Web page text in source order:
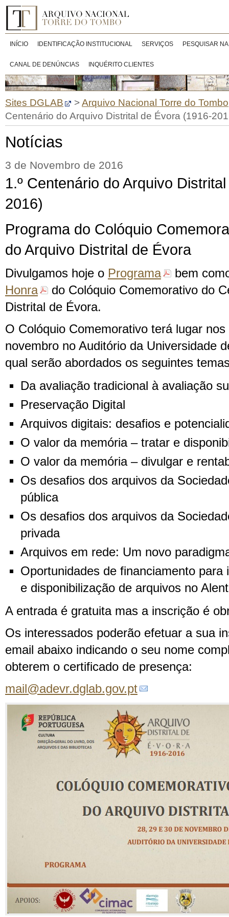
INÍCIO IDENTIFICAÇÃO INSTITUCIONAL SERVIÇOS PESQUISAR
CANAL DE DENÚNCIAS INQUÉRITO CLIENTES
Sites DGLAB >Arquivo Nacional Torre do Tombo
Centenário do Arquivo Distrital de Évora (1916-
Notícias
3 de Novembro de 2016
1.º Centenário do Arquivo
2016)
Programa do Colóquio
do Arquivo Distrital de Évora
Divulgamos hoje o Programa
bem
Honra
do Colóquio Comemorativo do
Distrital de Évora.
O Colóquio Comemorativo terá lugar
novembro no Auditório da Universidade
qual serão abordados os seguintes
Da avaliação tradicional à avaliação
Preservação Digital
Arquivos digitais: desafios e
O valor da memória – tratar e
O valor da memória – divulgar e
Os desafios dos arquivos da
pública
Os desafios dos arquivos da
privada
Arquivos em rede: Um novo
Oportunidades de financiamento para
e disponibilização de arquivos no
A entrada é gratuita mas a inscrição é
Os interessados poderão efetuar a sua
email abaixo indicando o seu nome
obterem o certificado de presença:
mail@adevr.dglab.gov.pt